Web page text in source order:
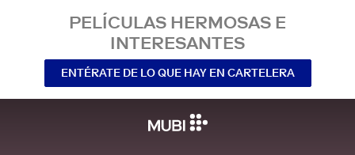
PELÍCULAS HERMOSAS E
INTERESANTES
ENTÉRATE DE LO QUE HAY EN CARTELERA